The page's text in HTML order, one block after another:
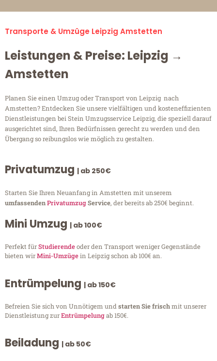
Transporte & Umzüge Leipzig Amstetten
Leistungen & Preise: Leipzig →
Amstetten
Planen Sie einen Umzug oder Transport von Leipzig nach
Amstetten? Entdecken Sie unsere vielfältigen und kosteneffizienten
Dienstleistungen bei Stein Umzugsservice Leipzig, die speziell darauf
ausgerichtet sind, Ihren Bedürfnissen gerecht zu werden und den
Übergang so reibungslos wie möglich zu gestalten.
Privatumzug | ab 250€
Starten Sie Ihren Neuanfang in Amstetten mit unserem
umfassendenPrivatumzugService, der bereits ab 250€ beginnt.
Mini Umzug | ab 100€
Perfekt fürStudierendeoder den Transport weniger Gegenstände
bieten wirMini-Umzügein Leipzig schon ab 100€ an.
Entrümpelung | ab 150€
Befreien Sie sich von Unnötigem undstarten Sie frischmit unserer
Dienstleistung zurEntrümpelungab 150€.
Beiladung | ab 50€